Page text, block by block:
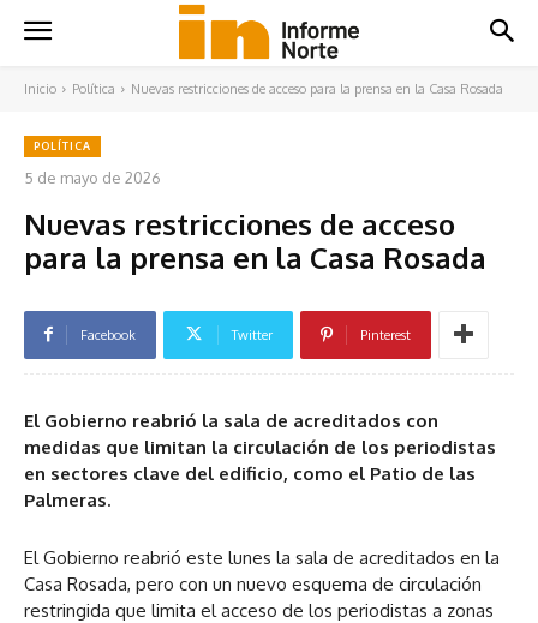
Inicio Política Nuevas restricciones de acceso para la prensa en la Casa Rosada
POLÍTICA
5 de mayo de 2026
Nuevas restricciones de acceso
para la prensa en la Casa Rosada
Facebook Twitter Pinterest
El Gobierno reabrió la sala de acreditados con
medidas que limitan la circulación de los periodistas
en sectores clave del edificio, como el Patio de las
Palmeras.
El Gobierno reabrió este lunes la sala de acreditados en la
Casa Rosada, pero con un nuevo esquema de circulación
restringida que limita el acceso de los periodistas a zonas